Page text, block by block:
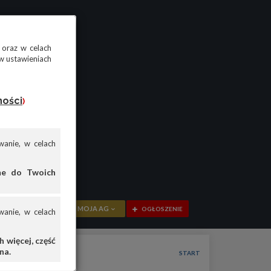
w celach
ustawieniach
)
w celach
do Twoich
w celach
więcej, część
MOJA AG
PRZEGLĄD
OGŁOSZENIE
START